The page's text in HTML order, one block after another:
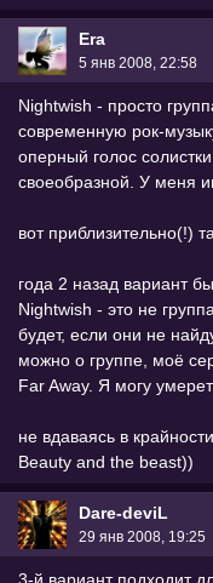
Era
5 янв 2008, 22:58
Nightwish - просто
современную рок-
оперный голос
своеобразной. У меня
вот приблизительно(!)
года 2 назад вариант
Nightwish - это не
будет, если они не
можно о группе, моё
Far Away. Я могу
не вдаваясь в
Beauty and the beast))
Dare-deviL
29 янв 2008, 19:25